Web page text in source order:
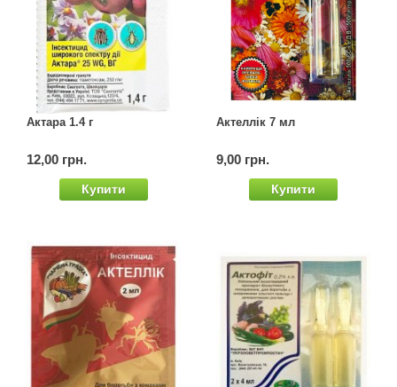
Актара 1.4 г
12,00 грн.
Купити
Актеллік 7 мл
9,00 грн.
Купити